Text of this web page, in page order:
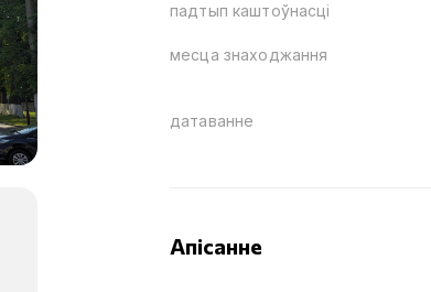
падтып каштоўнасці
месца знаходжання
датаванне
Апісанне